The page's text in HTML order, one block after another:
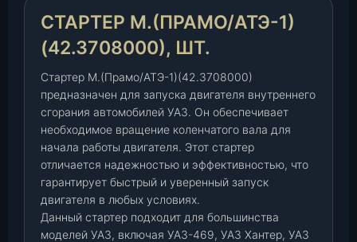
П
р
м
о
/
А
Т
Э
-
1
)
СТАРТЕР М.(ПРАМО/АТЭ-1)
(42.3708000), ШТ.
Стартер М.(Прамо/АТЭ-1)(42.3708000)
предназначен для запуска двигателя внутреннего
сгорания автомобилей УАЗ. Он обеспечивает
необходимое вращение коленчатого вала для
начала работы двигателя. Этот стартер
отличается надежностью и эффективностью, что
гарантирует быстрый и уверенный запуск
двигателя в любых условиях.
Данный стартер подходит для большинства
моделей УАЗ, включая УАЗ-469, УАЗ Хантер, УАЗ